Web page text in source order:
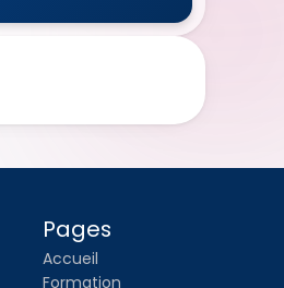
Pages
Accueil
Formation